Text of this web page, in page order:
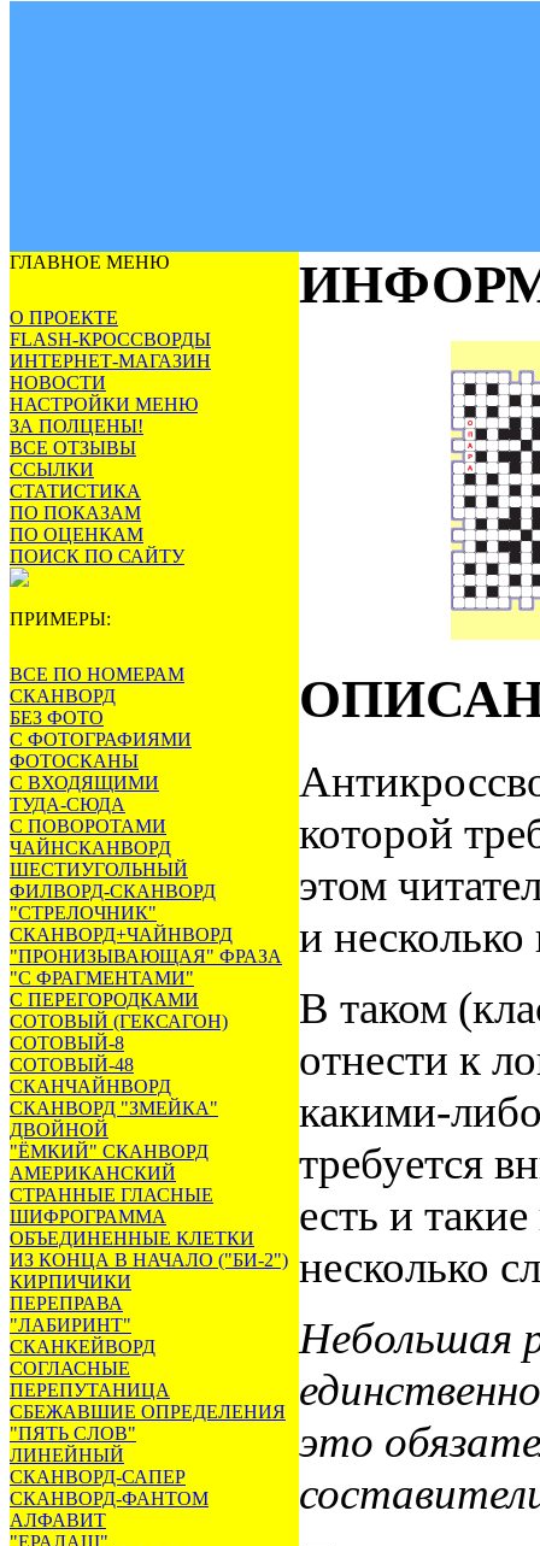
ГЛАВНОЕ МЕНЮ
О ПРОЕКТЕ
FLASH-КРОССВОРДЫ
ИНТЕРНЕТ-МАГАЗИН
НОВОСТИ
НАСТРОЙКИ МЕНЮ
ЗА ПОЛЦЕНЫ!
ВСЕ ОТЗЫВЫ
ССЫЛКИ
СТАТИСТИКА
ПО ПОКАЗАМ
ПО ОЦЕНКАМ
ПОИСК ПО САЙТУ
ПРИМЕРЫ:
ВСЕ ПО НОМЕРАМ
СКАНВОРД
БЕЗ ФОТО
С ФОТОГРАФИЯМИ
ФОТОСКАНЫ
С ВХОДЯЩИМИ
ТУДА-СЮДА
С ПОВОРОТАМИ
ЧАЙНСКАНВОРД
ШЕСТИУГОЛЬНЫЙ
ФИЛВОРД-СКАНВОРД
"СТРЕЛОЧНИК"
СКАНВОРД+ЧАЙНВОРД
"ПРОНИЗЫВАЮЩАЯ" ФРАЗА
"С ФРАГМЕНТАМИ"
С ПЕРЕГОРОДКАМИ
СОТОВЫЙ (ГЕКСАГОН)
СОТОВЫЙ-8
СОТОВЫЙ-48
СКАНЧАЙНВОРД
СКАНВОРД "ЗМЕЙКА"
ДВОЙНОЙ
"ЁМКИЙ" СКАНВОРД
АМЕРИКАНСКИЙ
СТРАННЫЕ ГЛАСНЫЕ
ШИФРОГРАММА
ОБЪЕДИНЕННЫЕ КЛЕТКИ
ИЗ КОНЦА В НАЧАЛО ("БИ-2")
КИРПИЧИКИ
ПЕРЕПРАВА
"ЛАБИРИНТ"
СКАНКЕЙВОРД
СОГЛАСНЫЕ
ПЕРЕПУТАНИЦА
СБЕЖАВШИЕ ОПРЕДЕЛЕНИЯ
"ПЯТЬ СЛОВ"
ЛИНЕЙНЫЙ
СКАНВОРД-САПЕР
СКАНВОРД-ФАНТОМ
АЛФАВИТ
"ЕРАЛАШ"
которой
этом
и несколько
В таком
отнести к
какими-
требуется
есть и
несколько
Небольшая
это